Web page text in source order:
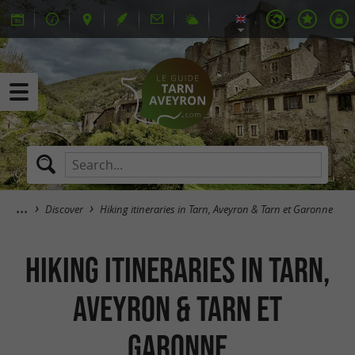
Discover Hiking itineraries in Tarn, Aveyron & Tarn et Garonne
Hiking itineraries in Tarn,
Aveyron & Tarn et
Garonne